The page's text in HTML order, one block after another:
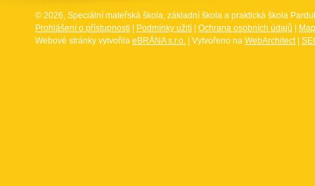
© 2026, Speciální mateřská škola, základní škola a praktická škola
Prohlášení o přístupnosti
Podmínky užití Ochrana osobních údajů
Webové stránky vytvořila eBRÁNA s.r.o. | Vytvořeno na WebArchitect|